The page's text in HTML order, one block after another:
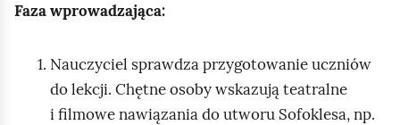
Faza wprowadzająca:
Nauczyciel sprawdza przygotowanie uczniów
do lekcji. Chętne osoby wskazują teatralne
i filmowe nawiązania do utworu Sofoklesa, np.